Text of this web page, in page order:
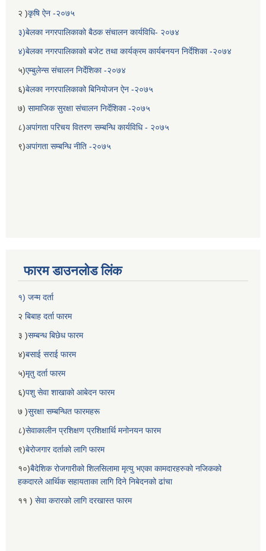
२ )कृषि ऐन -२०७५
३)बेलका नगरपालिकाको बैठक संचालन कार्यविधि- २०७४
४)बेलका नगरपालिकाको बजेट तथा कार्यक्रम कार्यबनयन निर्देशिका -२०७४
५)एम्बुलेन्स संचालन निर्देशिका -२०७४
६)बेलका नगरपालिकाको बिनियोजन ऐन -२०७५
७) सामाजिक सुरक्षा संचालन निर्देशिका -२०७५
८)अपांगता परिचय वितरण सम्बन्धि कार्यविधि - २०७५
९)अपांगता सम्बन्धि नीति -२०७५
फारम डाउनलोड लिंक
१) जन्म दर्ता
२ बिबाह दर्ता फारम
३ )सम्बन्ध बिछेध फारम
४)बसाई सराई फारम
५)मृतु दर्ता फारम
६)पशु सेवा शाखाको आबेदन फारम
७ )सुरक्षा सम्बन्धित फारमहरू
८)सेवाकालीन प्रशिक्षण प्रशिक्षार्थि मनोनयन फारम
९)बेरोजगार दर्ताको लागि फारम
१०)बैदेशिक रोजगारीको शिलसिलामा मृत्यु भएका कामदारहरुको नजिकको
हकदारले आर्थिक सहायताका लागि दिने निबेदनको ढांचा
११ ) सेवा करारको लागि दरखास्त फारम